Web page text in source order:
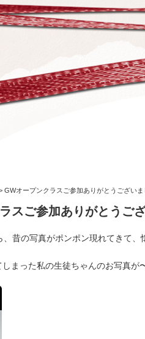
GWオープンクラスご参加ありがとうござい
スご参加ありがとうご
昔の写真がポンポン現れてきて、
しまった私の生徒ちゃんのお写真が